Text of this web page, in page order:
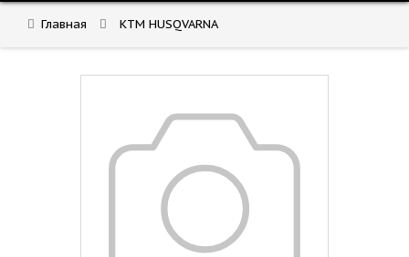
Главная KTM HUSQVARNA